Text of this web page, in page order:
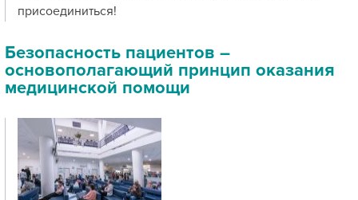
присоединиться!
Безопасность пациентов –
основополагающий принцип оказания
медицинской помощи